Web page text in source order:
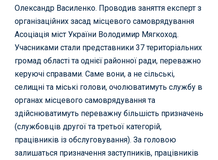
Олександр Василенко. Проводив заняття експерт з
організаційних засад місцевого самоврядування
Асоціація міст України Володимир Мягкоход.
Учасниками стали представники 37 територіальних
громад області та однієї районної ради, переважно
керуючі справами. Саме вони, а не сільські,
селищні та міські голови, очолюватимуть службу в
органах місцевого самоврядування та
здійснюватимуть переважну більшість призначень
(службовців другої та третьої категорій,
працівників із обслуговування). За головою
залишаться призначення заступників, працівників